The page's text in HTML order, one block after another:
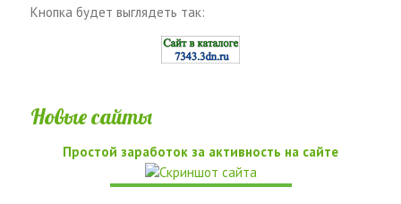
Кнопка будет выглядеть так:
Новые сайты
Простой заработок за активность на сайте